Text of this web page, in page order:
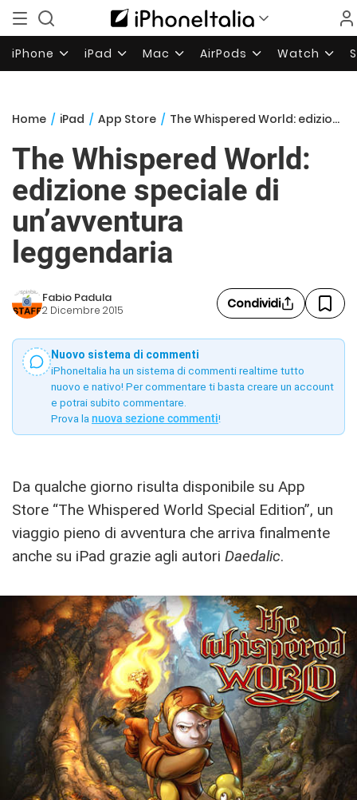
iPhone iPad Mac AirPods Watch
Home / iPad / App Store / The Whispered World: edizione speciale di un’avventura leggendaria
The Whispered World:
edizione speciale di
un’avventura
leggendaria
Fabio Padula
2 Dicembre 2015 Condividi
Nuovo sistema di commenti
iPhoneItalia ha un sistema di commenti realtime tutto
nuovo e nativo! Per commentare ti basta creare un account
e potrai subito commentare.
Prova la nuova sezione commenti!
Da qualche giorno risulta disponibile su App
Store “The Whispered World Special Edition”, un
viaggio pieno di avventura che arriva finalmente
anche su iPad grazie agli autori Daedalic.